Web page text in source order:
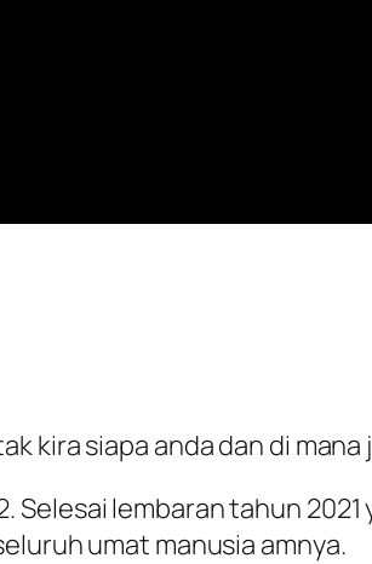
kira siapa anda dan di mana
lembaran tahun
umat manusia amnya.